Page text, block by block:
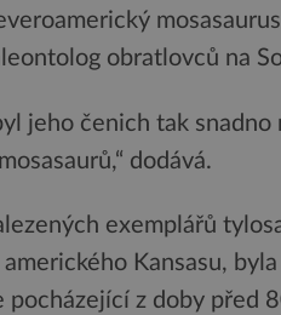
obratlovců na
jeho čenich tak
dodává.
exemplářů
Kansasu,
pocházející z doby před